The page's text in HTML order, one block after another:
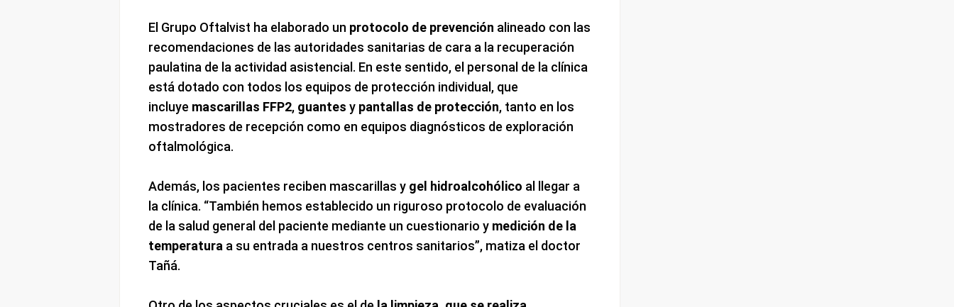
El Grupo Oftalvist ha elaborado un protocolo de prevención alineado con las
recomendaciones de las autoridades sanitarias de cara a la recuperación
paulatina de la actividad asistencial. En este sentido, el personal de la clínica
está dotado con todos los equipos de protección individual, que
incluye mascarillas FFP2, guantes y pantallas de protección, tanto en los
mostradores de recepción como en equipos diagnósticos de exploración
oftalmológica.
Además, los pacientes reciben mascarillas y gel hidroalcohólico al llegar a
la clínica. “También hemos establecido un riguroso protocolo de evaluación
de la salud general del paciente mediante un cuestionario y medición de la
temperaturaa su entrada a nuestros centros sanitarios”, matiza el doctor
Tañá.